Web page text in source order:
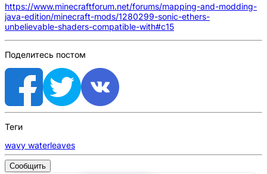
https://www.minecraftforum.net/forums/mapping-and-modding-
java-edition/minecraft-mods/1280299-sonic-ethers-
unbelievable-shaders-compatible-with#c15
Поделитесь постом
Теги
wavy waterleaves
Сообщить